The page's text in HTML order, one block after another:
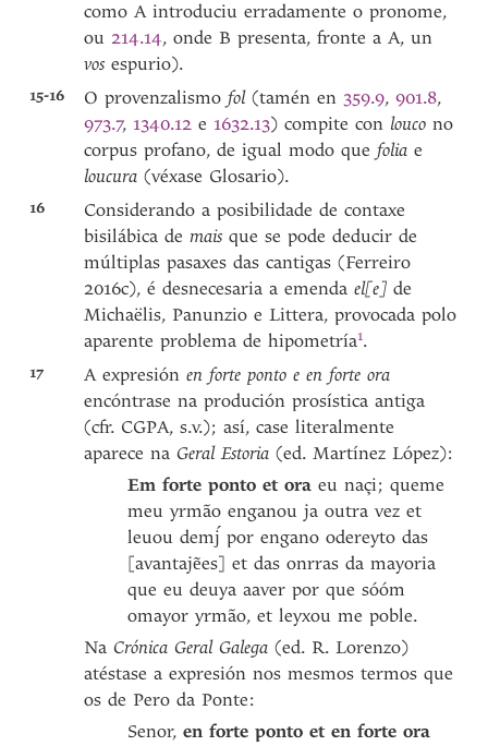
como A introduciu erradamente o pronome,
ou 214.14, onde B presenta, fronte a A, un
vosespurio).
15-16 O provenzalismofol(tamén en 359.9,901.8,
973.7, 1340.12 e 1632.13) compite con louco no
corpus profano, de igual modo quefolia e
loucura (véxase Glosario).
16
Considerando a posibilidade de contaxe
bisilábica demais que se pode deducir de
múltiplas pasaxes das cantigas (Ferreiro
2016c), é desnecesaria a emendael[e] de
Michaëlis, Panunzio e Littera, provocada polo
aparente problema dehipometría1.
17 A expresiónen forte ponto e en forte ora
encóntrase na produción prosística antiga
(cfr. CGPA, s.v.); así, case literalmente
aparece naGeral Estoria(ed. Martínez López):
Em forte ponto et ora eu naçi; queme
meu yrmão enganou ja outra vez et
leuou demj́ por engano odereyto das
[avantajẽes] et das onrras da mayoria
que eu deuya aaver por que sóóm
omayor yrmão, et leyxou me poble.
NaCrónica Geral Galega (ed. R. Lorenzo)
atéstase a expresión nos mesmos termos que
os de Pero da Ponte:
Senor,en forte ponto et en forte ora